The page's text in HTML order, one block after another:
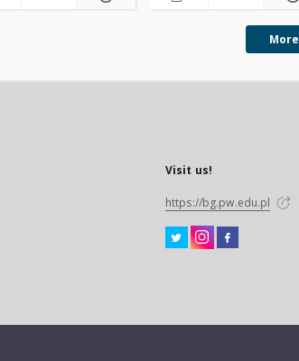
More
Visit us!
https://bg.pw.edu.pl